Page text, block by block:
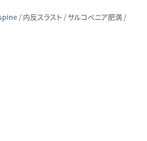
/ 内反スラスト / サルコペニア肥満 /